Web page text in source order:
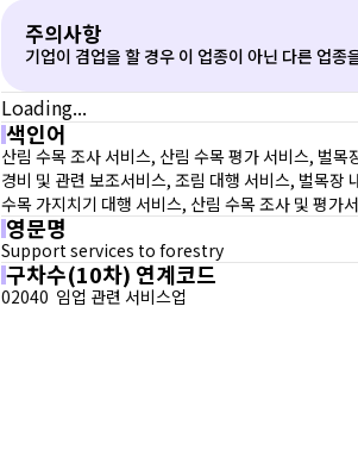
주의사항
기업이 겸업을 할 경우 이 업종이 아닌 다른 업
Loading...
색인어
산림 수목 조사 서비스, 산림 수목 평가 서비스, 벌
경비 및 관련 보조서비스, 조림 대행 서비스, 벌목장
수목 가지치기 대행 서비스, 산림 수목 조사 및 평가
영문명
Support services to forestry
구차수(10차) 연계코드
02040  임업 관련 서비스업